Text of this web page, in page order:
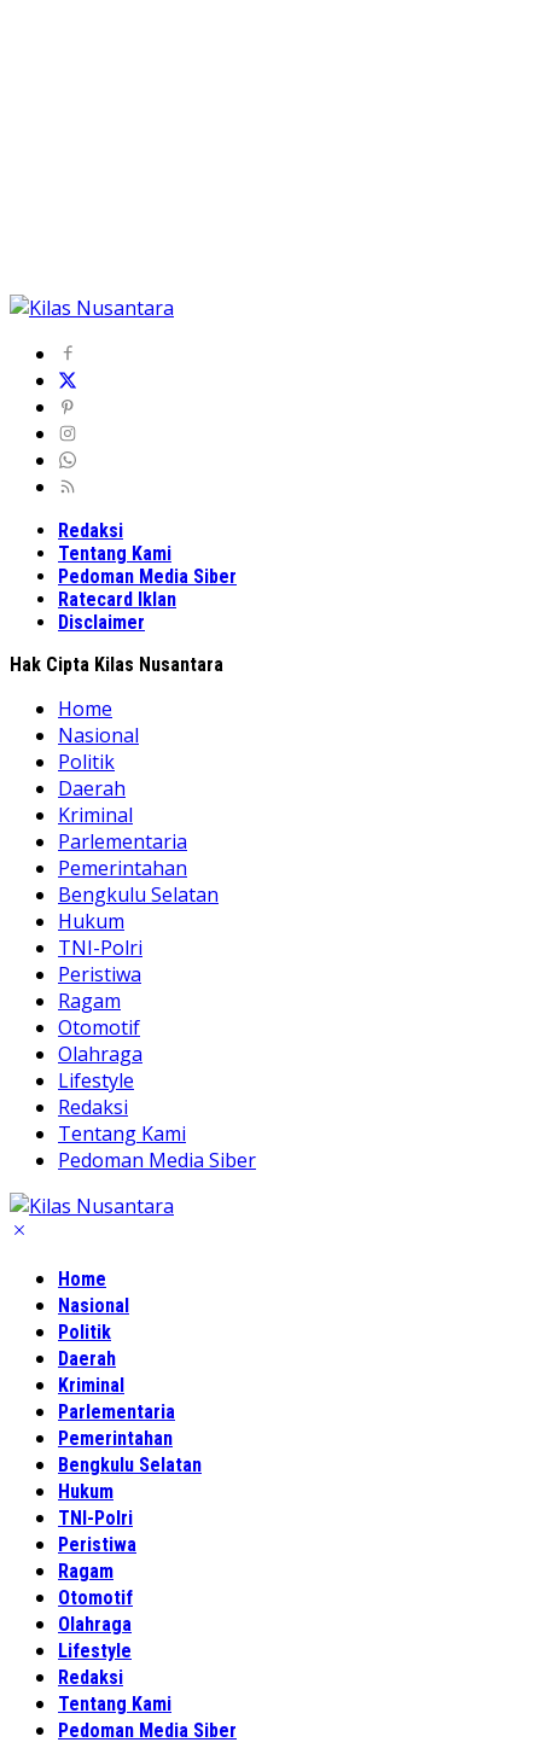
Redaksi
Tentang Kami
Pedoman Media Siber
Ratecard Iklan
Disclaimer
Hak Cipta Kilas Nusantara
Home
Nasional
Politik
Daerah
Kriminal
Parlementaria
Pemerintahan
Bengkulu Selatan
Hukum
TNI-Polri
Peristiwa
Ragam
Otomotif
Olahraga
Lifestyle
Redaksi
Tentang Kami
Pedoman Media Siber
Home
Nasional
Politik
Daerah
Kriminal
Parlementaria
Pemerintahan
Bengkulu Selatan
Hukum
TNI-Polri
Peristiwa
Ragam
Otomotif
Olahraga
Lifestyle
Redaksi
Tentang Kami
Pedoman Media Siber